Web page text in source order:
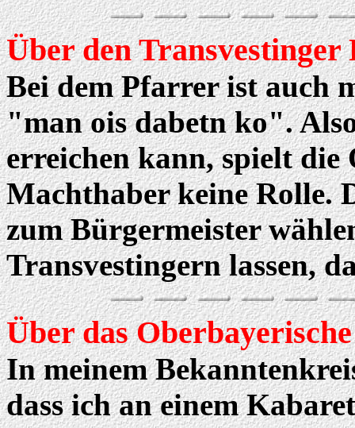
Über den
Bei dem Pfarrer ist auch
"man ois dabetn ko".
erreichen kann, spielt
Machthaber keine Rolle.
zum Bürgermeister
Transvestingern lassen,
Über das
In meinem
dass ich an einem